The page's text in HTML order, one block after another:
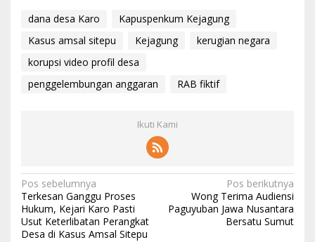
dana desa Karo
Kapuspenkum Kejagung
Kasus amsal sitepu
Kejagung
kerugian negara
korupsi video profil desa
penggelembungan anggaran
RAB fiktif
Ikuti Kami
N
a
v
Pos sebelumnya
Terkesan Ganggu Proses
Hukum, Kejari Karo Pasti
Usut Keterlibatan Perangkat
Desa di Kasus Amsal Sitepu
Pos berikutnya
Wong Terima Audiensi
Paguyuban Jawa Nusantara
Bersatu Sumut